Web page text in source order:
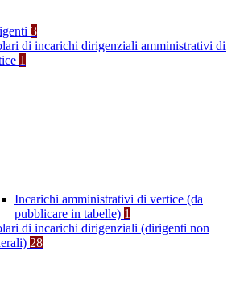
3
di incarichi dirigenziali amministrativi di
1
Incarichi amministrativi di vertice (da
pubblicare in tabelle) 1
di incarichi dirigenziali (dirigenti non
28